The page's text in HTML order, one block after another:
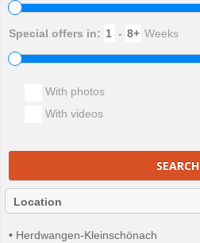
Special offers in: - Weeks
With photos
With videos
SEARCH
Location
• Herdwangen-Kleinschönach